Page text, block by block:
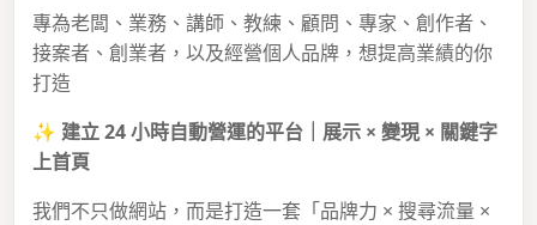
專為老闆、業務、講師、教練、顧問、專家、創作者、
接案者、創業者，以及經營個人品牌，想提高業績的你
打造
✨ 建立 24 小時自動營運的平台｜展示 × 變現 × 關鍵字
上首頁
我們不只做網站，而是打造一套「品牌力 × 搜尋流量 ×